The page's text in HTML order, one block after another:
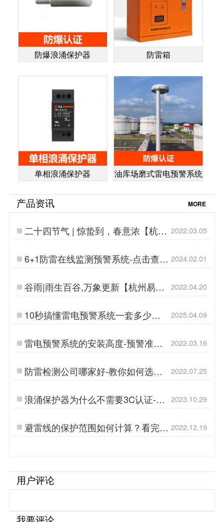
防爆浪涌保护器 防雷箱
单相浪涌保护器 油库场磨式雷电预警系统
产品资讯 MORE
二十四节气 | 惊蛰到，春意浓【杭州
易造】…
2022.03.05
6+1防雷在线监测预警系统-点击查看
详情-易造防雷…
2024.02.01
谷雨|雨生百谷,万象更新【杭州易
造】…
2022.04.20
10秒搞懂雷电预警系统一套多少
钱！选对探头省心又省钱-易造…
2025.04.09
雷电预警系统的安装高度-预警准确
关键因素之一【杭州易造】…
2022.03.16
防雷检测公司哪家好-教你如何选择
防雷检测公司【杭州易造】…
2022.07.25
浪涌保护器为什么不需要3C认证-你
可能还不知道-易造…
2023.10.29
避雷线的保护范围如何计算？看完这
篇就会了！【易造防雷】…
2022.12.19
用户评论